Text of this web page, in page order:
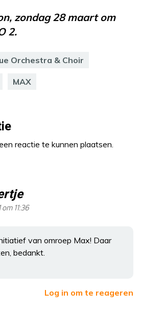
zondag 28 maart om
2.
Orchestra & Choir
MAX
reactie te kunnen plaatsen.
11:36
van omroep Max! Daar
bedankt.
Log in om te reageren